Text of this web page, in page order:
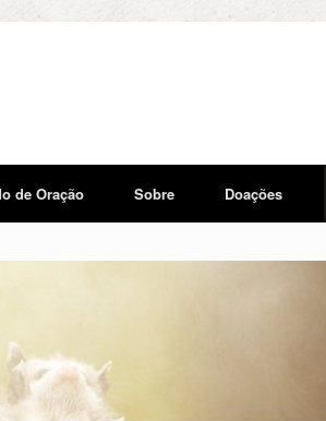
de Oração Sobre Doações